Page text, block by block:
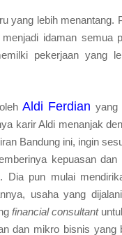
yang lebih menantang.
idaman semua
pekerjaan yang
Aldi Ferdian yang
karir Aldi menanjak
Bandung ini, ingin
kepuasan
Dia pun mulai
usaha yang
financial consultant
dan mikro bisnis